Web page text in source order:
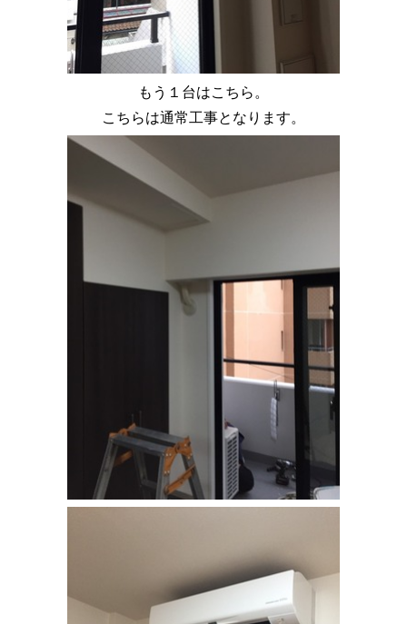
もう１台はこちら。
こちらは通常工事となります。